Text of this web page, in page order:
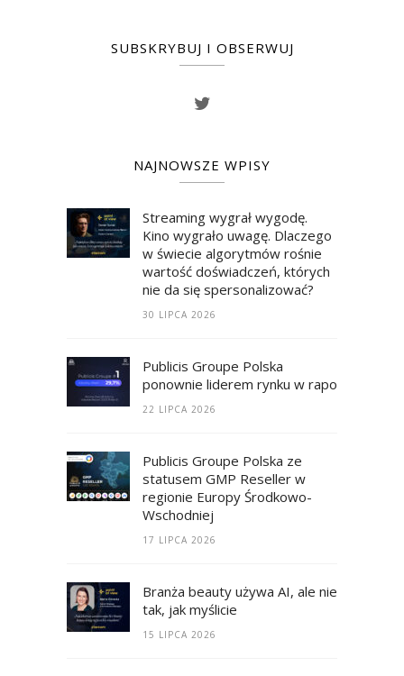
SUBSKRYBUJ I OBSERWUJ
NAJNOWSZE WPISY
Streaming wygrał wygodę.
Kino wygrało uwagę. Dlaczego
w świecie algorytmów rośnie
wartość doświadczeń, których
nie da się spersonalizować?
30 LIPCA 2026
Publicis Groupe Polska
ponownie liderem rynku w raporcie
22 LIPCA 2026
Publicis Groupe Polska ze
statusem GMP Reseller w
regionie Europy Środkowo-
Wschodniej
17 LIPCA 2026
Branża beauty używa AI, ale nie
tak, jak myślicie
15 LIPCA 2026